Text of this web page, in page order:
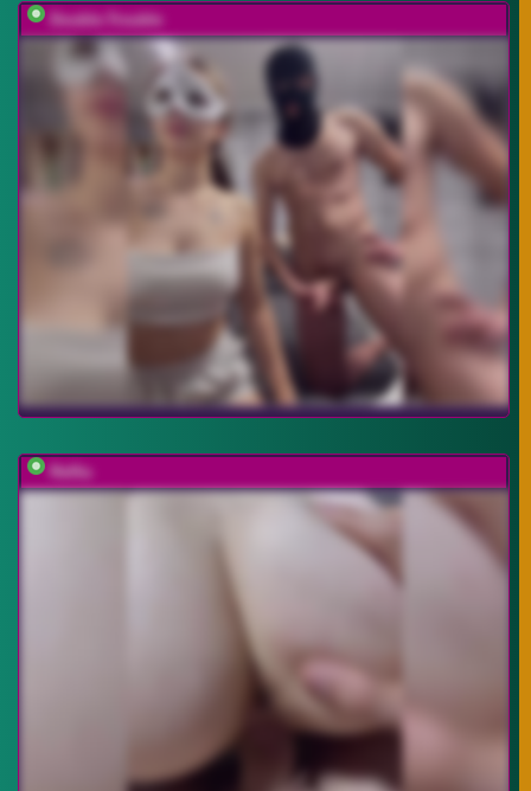
Double-Trouble
Relfia